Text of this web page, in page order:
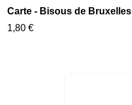
Carte - Bisous de Bruxelles
1,80 €